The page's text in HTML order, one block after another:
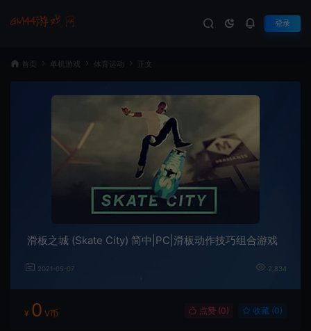
登录
首页 单机游戏 体育运动 正文
滑板之城 (Skate City) 简中|PC|滑板动作技巧组合游戏
2021-05-07 2,834
¥ 0 V币 点赞 (0) 收藏 (0)